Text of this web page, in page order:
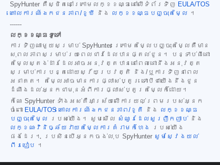
SpyHunter គឺស្ថិតនៅក្រោមលក្ខខណ្ឌនៅលើទំព័រទិញ EULA/TOS
គោលការណ៍ឯកជនភាព/ខូឃី
និង លក្ខខណ្ឌបញ្ចុះតម្លៃ ។
------
លក្ខខណ្ឌទូទៅ
ការទិញណាមួយសម្រាប់ SpyHunter ក្រោមតម្លៃបញ្ចុះតម្លៃគឺមាន
សុពលភាពសម្រាប់រយៈពេលជាវដែលបានផ្តល់ជូន។ បន្ទាប់ពីនោះ
តម្លៃស្តង់ដារដែលអាចអនុវត្តបាននៅពេលនោះនឹងអនុវត្ត
សម្រាប់ការបន្តដោយស្វ័យប្រវត្តិ និង/ឬការទិញនាពេល
អនាគត។ តម្លៃអាចមានការផ្លាស់ប្តូរ ទោះបីជាយើងនឹងជូន
ដំណឹងដល់អ្នកជាមុនអំពីការផ្លាស់ប្តូរតម្លៃក៏ដោយ។
កំណែ SpyHunter ទាំងអស់គឺអាស្រ័យលើការយល់ព្រមរបស់អ្នក
ចំពោះ EULA/TOS គោលការណ៍ឯកជនភាព/ខូគី និង
លក្ខខណ្ឌ
បញ្ចុះតម្លៃ
របស់យើង។ សូមមើល សំណួរដែលសួរញឹកញាប់ និង
លក្ខណៈវិនិច្ឆ័យវាយតម្លៃការគំរាមកំហែង
របស់យើង
ផងដែរ។ ប្រសិនបើអ្នកចង់លុប SpyHunter សូមស្វែងយល់
ពីរបៀប ។